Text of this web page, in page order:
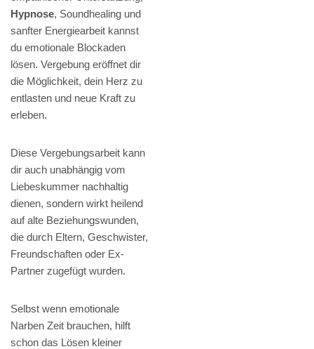
Hypnose, Soundhealing und
sanfter Energiearbeit kannst
du emotionale Blockaden
lösen. Vergebung eröffnet dir
die Möglichkeit, dein Herz zu
entlasten und neue Kraft zu
erleben.
Diese Vergebungsarbeit kann
dir auch unabhängig vom
Liebeskummer nachhaltig
dienen, sondern wirkt heilend
auf alte Beziehungswunden,
die durch Eltern, Geschwister,
Freundschaften oder Ex-
Partner zugefügt wurden.
Selbst wenn emotionale
Narben Zeit brauchen, hilft
schon das Lösen kleiner